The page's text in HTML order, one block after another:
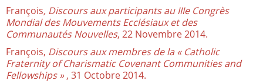
François, Discours aux participants au IIIe Congrès
Mondial des Mouvements Ecclésiaux et des
Communautés Nouvelles, 22 Novembre 2014.
François, Discours aux membres de la « Catholic
Fraternity of Charismatic Covenant Communities and
Fellowships », 31 Octobre 2014.